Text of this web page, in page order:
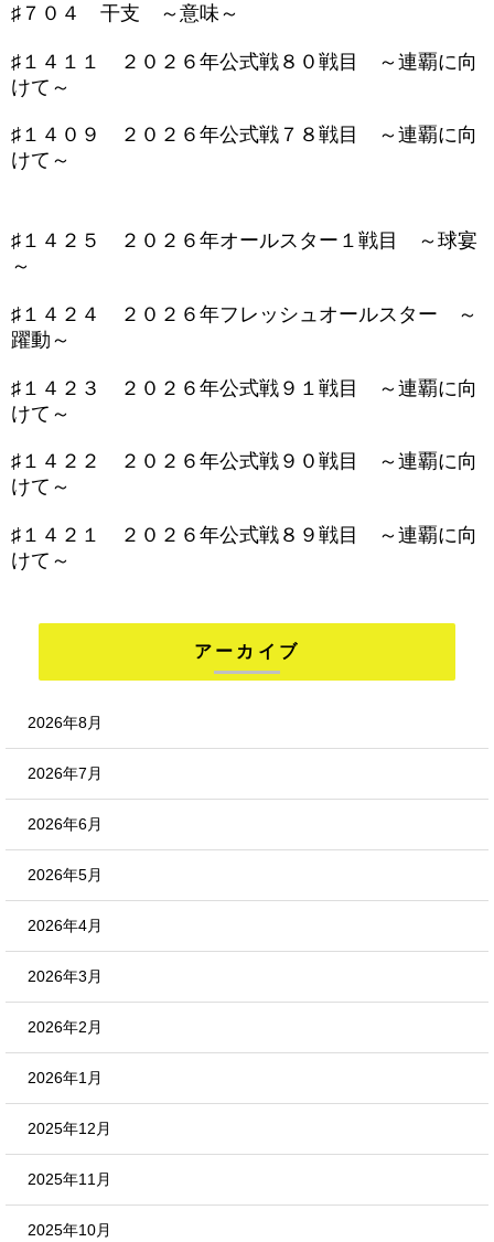
♯７０４ 干支 ～意味～
♯１４１１ ２０２６年公式戦８０戦目 ～連覇に向
けて～
♯１４０９ ２０２６年公式戦７８戦目 ～連覇に向
けて～
♯１４２５ ２０２６年オールスター１戦目 ～球宴
～
♯１４２４ ２０２６年フレッシュオールスター ～
躍動～
♯１４２３ ２０２６年公式戦９１戦目 ～連覇に向
けて～
♯１４２２ ２０２６年公式戦９０戦目 ～連覇に向
けて～
♯１４２１ ２０２６年公式戦８９戦目 ～連覇に向
けて～
アーカイブ
2026年8月
2026年7月
2026年6月
2026年5月
2026年4月
2026年3月
2026年2月
2026年1月
2025年12月
2025年11月
2025年10月